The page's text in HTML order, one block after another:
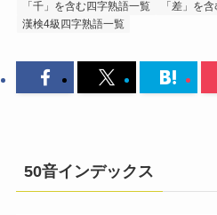
「千」を含む四字熟語一覧
「差」を
漢検4級四字熟語一覧
50音インデックス